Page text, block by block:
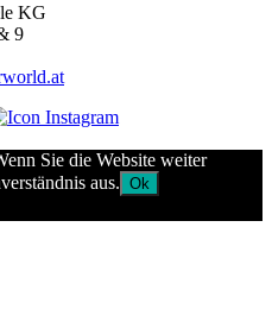
KG
9
Sie die Website weiter
aus. Ok